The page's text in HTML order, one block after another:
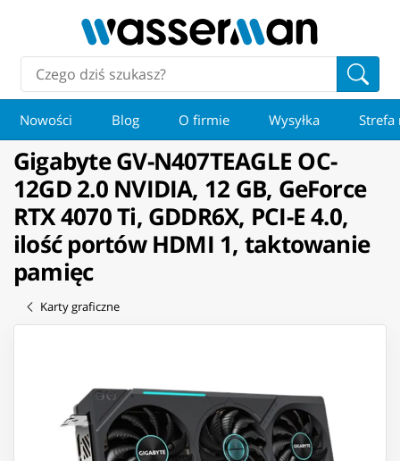
Nowości Blog O firmie Wysyłka Strefa
Gigabyte GV-N407TEAGLE OC-
12GD 2.0 NVIDIA, 12 GB, GeForce
RTX 4070 Ti, GDDR6X, PCI-E 4.0,
ilość portów HDMI 1, taktowanie
pamięc
Karty graficzne